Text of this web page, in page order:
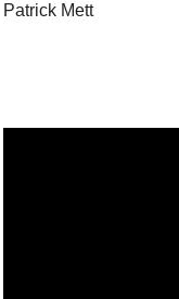
Patrick Mett